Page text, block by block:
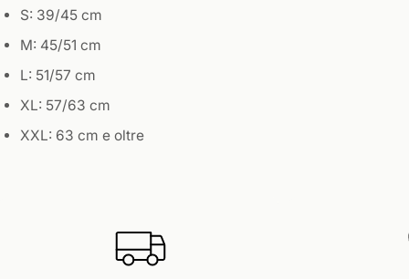
S: 39/45 cm
M: 45/51 cm
L: 51/57 cm
XL: 57/63 cm
XXL: 63 cm e oltre